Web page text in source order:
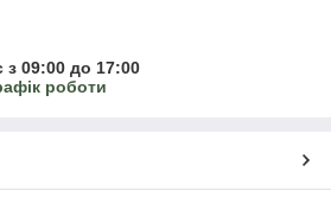
з 09:00 до 17:00
роботи